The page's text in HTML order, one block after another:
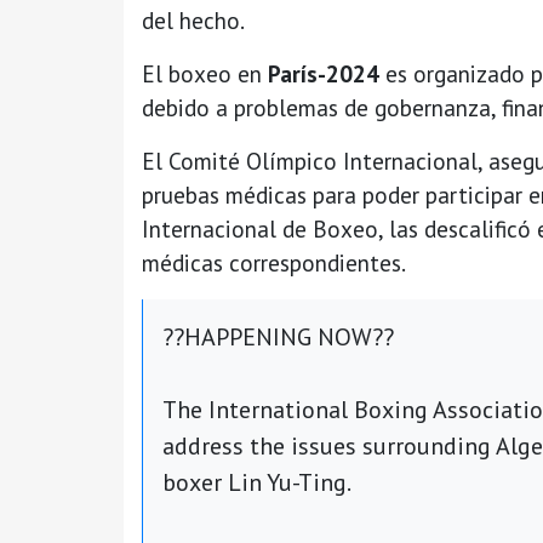
del hecho.
El boxeo en París-2024 es organizado
debido a problemas de gobernanza,
El Comité Olímpico Internacional,
pruebas médicas para poder participar
Internacional de Boxeo, las descalificó
médicas correspondientes.
??HAPPENING NOW??
The International Boxing
address the issues surrounding
boxer Lin Yu-Ting.